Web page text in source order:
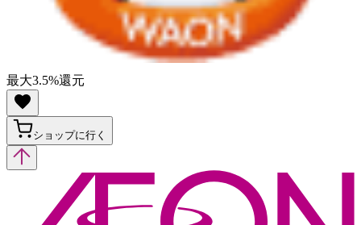
最大3.5%還元
ショップに行く